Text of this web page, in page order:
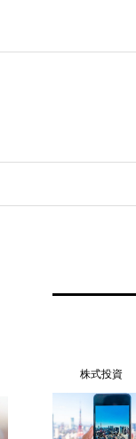
株式投資